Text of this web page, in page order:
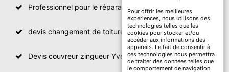
Professionnel pour le réparation de toit Yvelines
devis changement de toiture Yvelines
Devis couvreur zingueur Yvelines
Pour offrir les meilleures
expériences, nous utilisons des
technologies telles que les
cookies pour stocker et/ou
accéder aux informations des
appareils. Le fait de consentir à
ces technologies nous permettra
de traiter des données telles que
le comportement de navigation.